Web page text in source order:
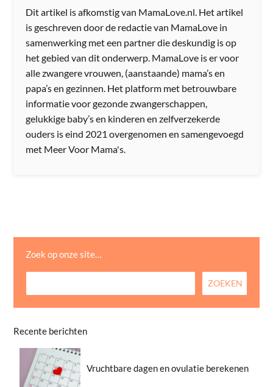
Dit artikel is afkomstig van MamaLove.nl. Het artikel
is geschreven door de redactie van MamaLove in
samenwerking met een partner die deskundig is op
het gebied van dit onderwerp. MamaLove is er voor
alle zwangere vrouwen, (aanstaande) mama’s en
papa’s en gezinnen. Het platform met betrouwbare
informatie voor gezonde zwangerschappen,
gelukkige baby’s en kinderen en zelfverzekerde
ouders is eind 2021 overgenomen en samengevoegd
met Meer Voor Mama's.
Zoek op onze site…
Recente berichten
Vruchtbare dagen en ovulatie berekenen